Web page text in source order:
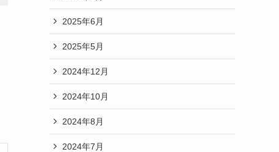
2025年6月
2025年5月
2024年12月
2024年10月
2024年8月
2024年7月